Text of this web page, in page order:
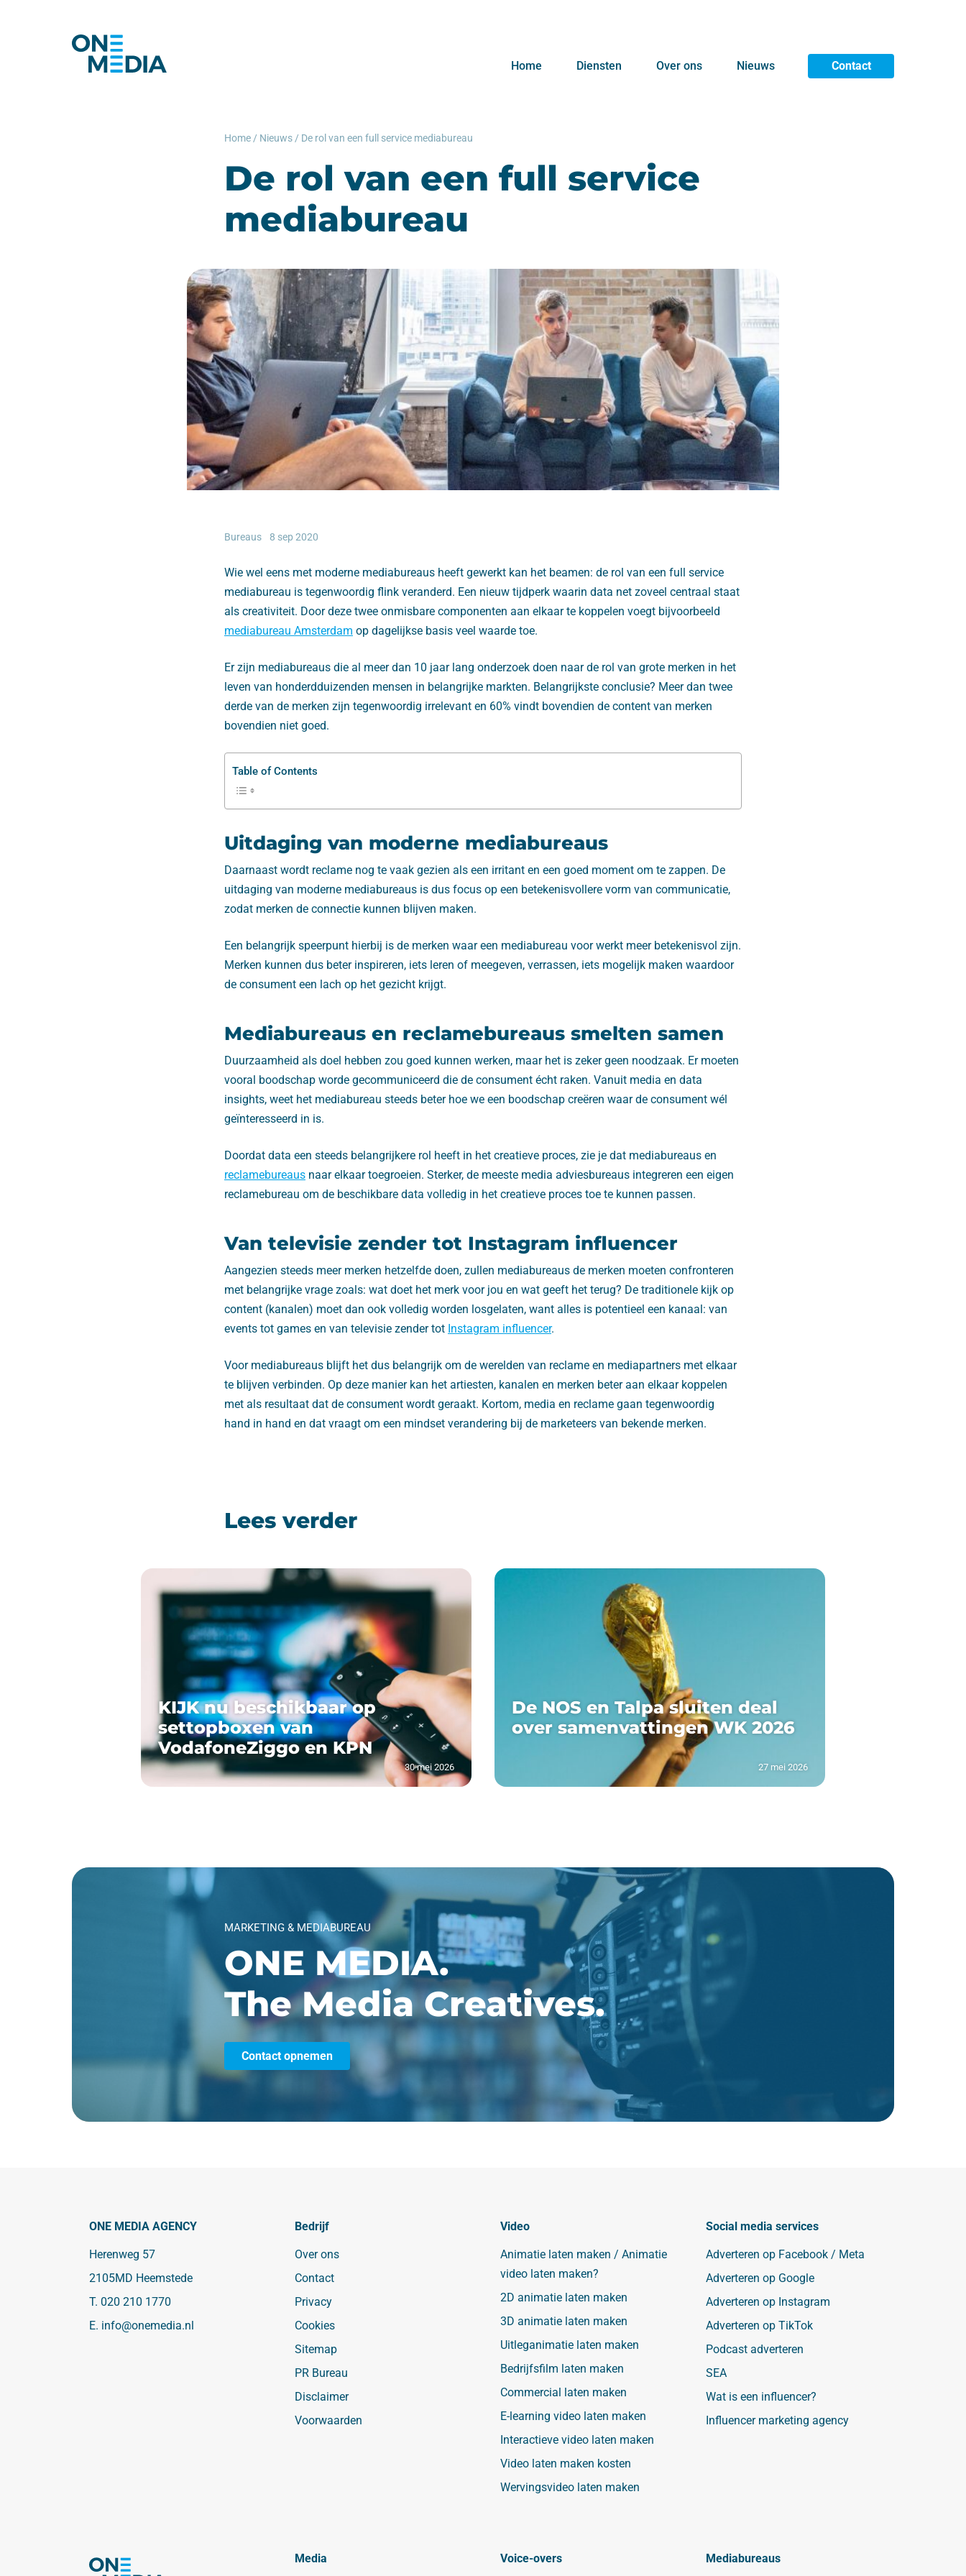
Home Diensten Over ons Nieuws Contact
Home / Nieuws / De rol van een full service mediabureau
De rol van een full service
mediabureau
Bureaus 8 sep 2020
Wie wel eens met moderne mediabureaus heeft gewerkt kan het beamen: de rol van een full service
mediabureau is tegenwoordig flink veranderd. Een nieuw tijdperk waarin data net zoveel centraal staat
als creativiteit. Door deze twee onmisbare componenten aan elkaar te koppelen voegt bijvoorbeeld
mediabureau Amsterdam op dagelijkse basis veel waarde toe.
Er zijn mediabureaus die al meer dan 10 jaar lang onderzoek doen naar de rol van grote merken in het
leven van honderdduizenden mensen in belangrijke markten. Belangrijkste conclusie? Meer dan twee
derde van de merken zijn tegenwoordig irrelevant en 60% vindt bovendien de content van merken
bovendien niet goed.
Table of Contents
Uitdaging van moderne mediabureaus
Daarnaast wordt reclame nog te vaak gezien als een irritant en een goed moment om te zappen. De
uitdaging van moderne mediabureaus is dus focus op een betekenisvollere vorm van communicatie,
zodat merken de connectie kunnen blijven maken.
Een belangrijk speerpunt hierbij is de merken waar een mediabureau voor werkt meer betekenisvol zijn.
Merken kunnen dus beter inspireren, iets leren of meegeven, verrassen, iets mogelijk maken waardoor
de consument een lach op het gezicht krijgt.
Mediabureaus en reclamebureaus smelten samen
Duurzaamheid als doel hebben zou goed kunnen werken, maar het is zeker geen noodzaak. Er moeten
vooral boodschap worde gecommuniceerd die de consument écht raken. Vanuit media en data
insights, weet het mediabureau steeds beter hoe we een boodschap creëren waar de consument wél
geïnteresseerd in is.
Doordat data een steeds belangrijkere rol heeft in het creatieve proces, zie je dat mediabureaus en
reclamebureaus naar elkaar toegroeien. Sterker, de meeste media adviesbureaus integreren een eigen
reclamebureau om de beschikbare data volledig in het creatieve proces toe te kunnen passen.
Van televisie zender tot Instagram influencer
Aangezien steeds meer merken hetzelfde doen, zullen mediabureaus de merken moeten confronteren
met belangrijke vrage zoals: wat doet het merk voor jou en wat geeft het terug? De traditionele kijk op
content (kanalen) moet dan ook volledig worden losgelaten, want alles is potentieel een kanaal: van
events tot games en van televisie zender tot Instagram influencer.
Voor mediabureaus blijft het dus belangrijk om de werelden van reclame en mediapartners met elkaar
te blijven verbinden. Op deze manier kan het artiesten, kanalen en merken beter aan elkaar koppelen
met als resultaat dat de consument wordt geraakt. Kortom, media en reclame gaan tegenwoordig
hand in hand en dat vraagt om een mindset verandering bij de marketeers van bekende merken.
Lees verder
KIJK nu beschikbaar op
settopboxen van
VodafoneZiggo en KPN
30 mei 2026
De NOS en Talpa sluiten deal
over samenvattingen WK 2026
27 mei 2026
MARKETING & MEDIABUREAU
ONE MEDIA.
The Media Creatives.
Contact opnemen
Bedrijf
Over ons
Contact
Privacy
Cookies
Sitemap
PR Bureau
Disclaimer
Voorwaarden
Video
Animatie laten maken / Animatie
video laten maken?
2D animatie laten maken
3D animatie laten maken
Uitleganimatie laten maken
Bedrijfsfilm laten maken
Commercial laten maken
E-learning video laten maken
Interactieve video laten maken
Video laten maken kosten
Wervingsvideo laten maken
Social media services
Adverteren op Facebook / Meta
Adverteren op Google
Adverteren op Instagram
Adverteren op TikTok
Podcast adverteren
SEA
Wat is een influencer?
Influencer marketing agency
Media Voice-overs Mediabureaus
ONE MEDIA AGENCY
Herenweg 57
2105MD Heemstede
T. 020 210 1770
E. info@onemedia.nl